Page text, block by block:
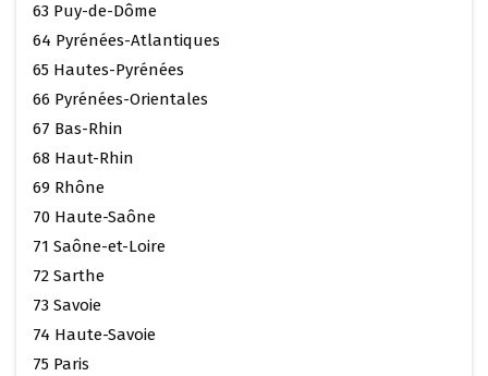
63 Puy-de-Dôme
64 Pyrénées-Atlantiques
65 Hautes-Pyrénées
66 Pyrénées-Orientales
67 Bas-Rhin
68 Haut-Rhin
69 Rhône
70 Haute-Saône
71 Saône-et-Loire
72 Sarthe
73 Savoie
74 Haute-Savoie
75 Paris